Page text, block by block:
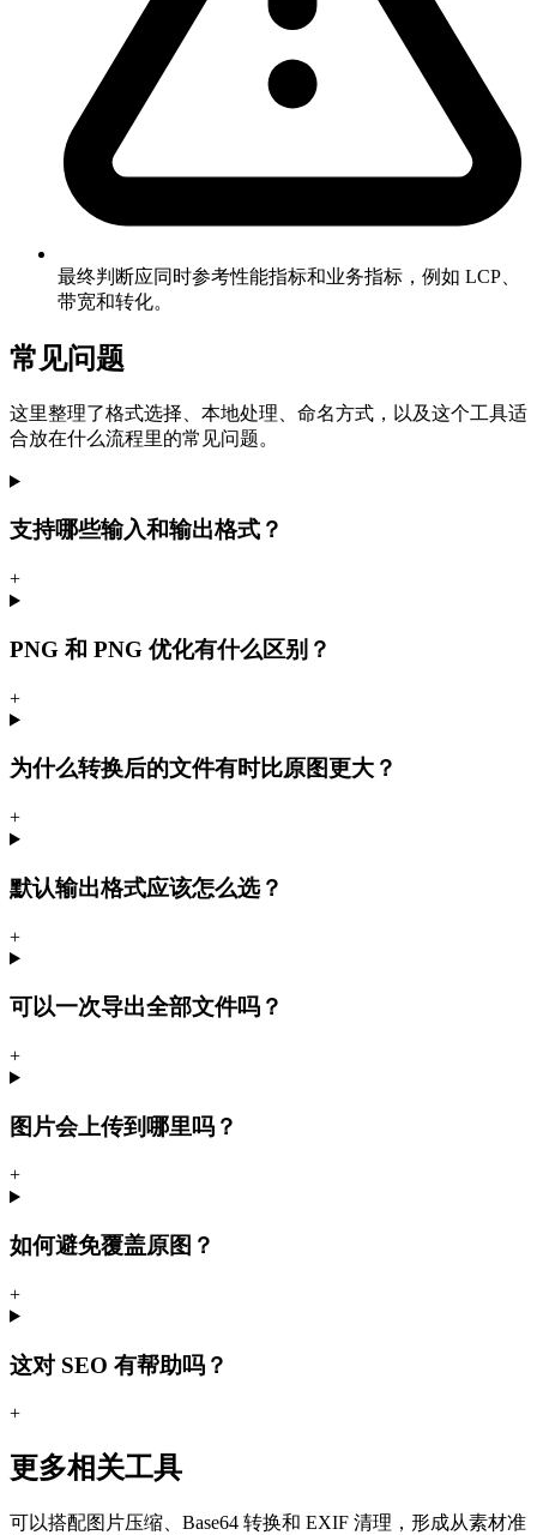
最终判断应同时参考性能指标和业务指标，例如 LCP、
带宽和转化。
常见问题
这里整理了格式选择、本地处理、命名方式，以及这个工具适
合放在什么流程里的常见问题。
支持哪些输入和输出格式？
+
PNG 和 PNG 优化有什么区别？
+
为什么转换后的文件有时比原图更大？
+
默认输出格式应该怎么选？
+
可以一次导出全部文件吗？
+
图片会上传到哪里吗？
+
如何避免覆盖原图？
+
这对 SEO 有帮助吗？
+
更多相关工具
可以搭配图片压缩、Base64 转换和 EXIF 清理，形成从素材准